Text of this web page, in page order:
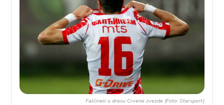
Falćineli u dresu Crvene zvezde (Foto: Starsport)